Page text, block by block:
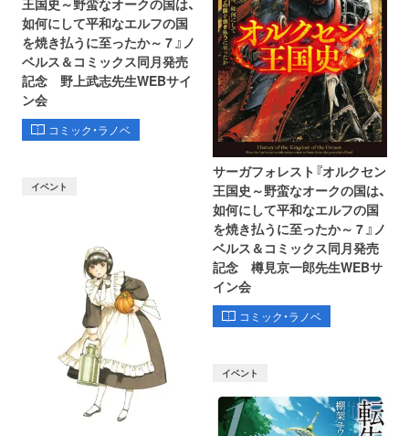
王国史～野蛮なオークの国は、
如何にして平和なエルフの国
を焼き払うに至ったか～ 7 』ノ
ベルス＆コミックス同月発売
記念 野上武志先生WEBサイ
ン会
コミック・ラノベ
サーガフォレスト『オルクセン
王国史～野蛮なオークの国は、
如何にして平和なエルフの国
を焼き払うに至ったか～ 7 』ノ
ベルス＆コミックス同月発売
記念 樽見京一郎先生WEBサ
イン会
コミック・ラノベ
イベント
イベント